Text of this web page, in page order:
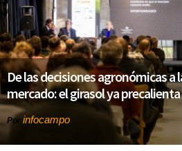
De las decisiones agronómicas a
mercado: el girasol ya
Por infocampo